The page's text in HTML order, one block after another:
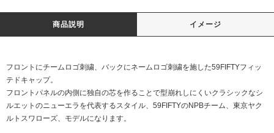
商品説明 イメージ
フロントにチームロゴ刺繍、バックにネームロゴ刺繍を施した59FIFTYフィッ
テドキャップ。
フロントパネルの内側に独自の芯を作ることで型崩れしにくいクラシックなシ
ルエットのニューエラを代表するスタイル、59FIFTYのNPBチーム、東京ヤク
ルトスワローズ、モデルになります。